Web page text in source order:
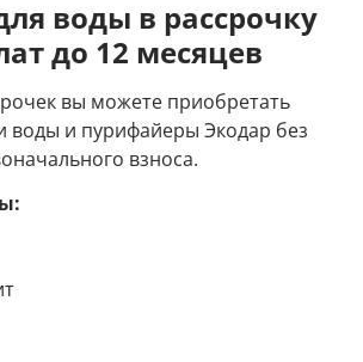
воды в рассрочку
до 12 месяцев
вы можете приобретать
воды и пурифайеры Экодар без
взноса.